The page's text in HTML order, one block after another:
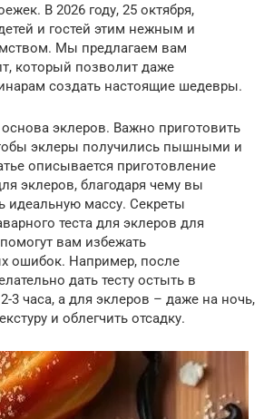
В 2026 году, 25 октября,
и гостей этим нежным и
Мы предлагаем вам
который позволит даже
создать настоящие шедевры.
эклеров. Важно приготовить
эклеры получились пышными и
описывается приготовление
эклеров, благодаря чему вы
идеальную массу. Секреты
теста для эклеров для
вам избежать
ошибок. Например, после
дать тесту остыть в
3 часа, а для эклеров – даже на ночь,
и облегчить отсадку.